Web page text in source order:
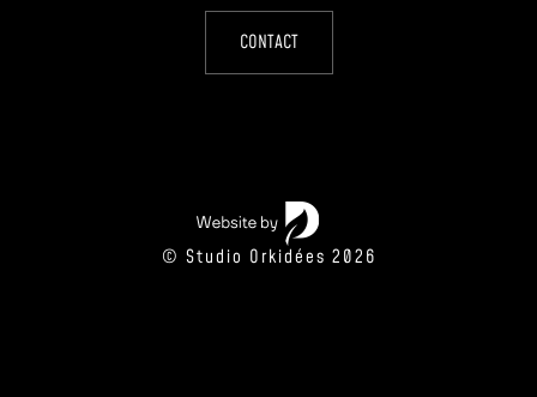
CONTACT
© Studio Orkidées 2026